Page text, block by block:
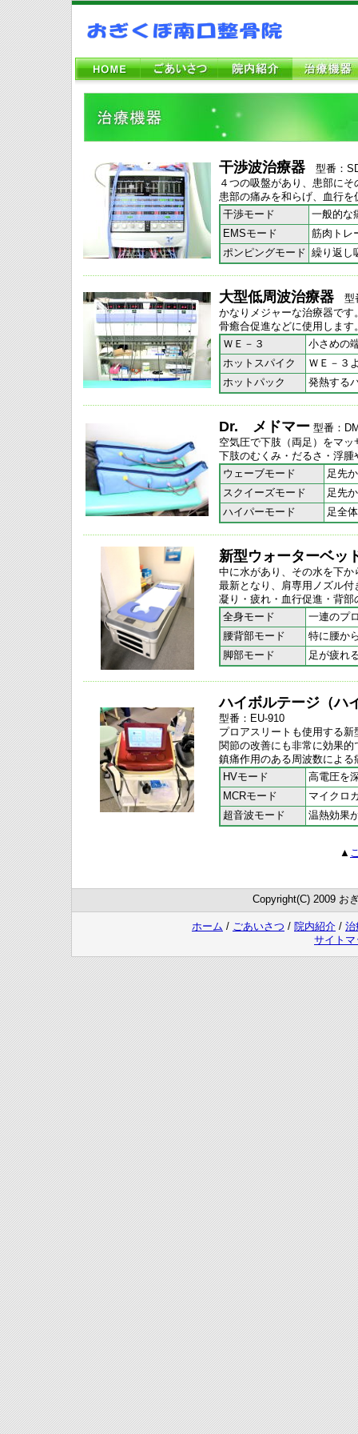
干渉波治療器 型番：
４つの吸盤があり、患部に
患部の痛みを和らげ、血行を
干渉モード
一般的な
EMSモード
筋肉トレ
ポンピングモード 繰り返し
大型低周波治療器 型
かなりメジャーな治療器で
骨癒合促進などに使用します
ＷＥ－３
小さめの
ホットスパイク
ＷＥ－３
ホットパック
発熱する
Dr. メドマー 型番：
空気圧で下肢（両足）をマ
下肢のむくみ・だるさ・浮
ウェーブモード
足先
スクイーズモード
足先
ハイパーモード
足全
新型ウォーターベッ
中に水があり、その水を下
最新となり、肩専用ノズル
凝り・疲れ・血行促進・背
全身モード
一連のプ
腰背部モード
特に腰か
脚部モード
足が疲れ
ハイボルテージ（ハ
型番：EU-910
プロアスリートも使用する
関節の改善にも非常に効果的
鎮痛作用のある周波数によ
HVモード
高電圧を
MCRモード
マイクロ
超音波モード
温熱効果
▲
Copyright(C) 2009 お
ホーム / ごあいさつ / 院内紹介 / 治
サイトマ